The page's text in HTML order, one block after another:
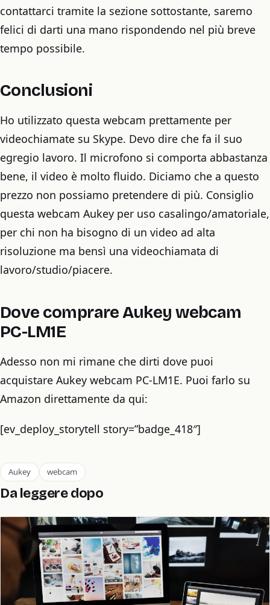
contattarci tramite la sezione sottostante, saremo
felici di darti una mano rispondendo nel più breve
tempo possibile.
Conclusioni
Ho utilizzato questa webcam prettamente per
videochiamate su Skype. Devo dire che fa il suo
egregio lavoro. Il microfono si comporta abbastanza
bene, il video è molto fluido. Diciamo che a questo
prezzo non possiamo pretendere di più. Consiglio
questa webcam Aukey per uso casalingo/amatoriale,
per chi non ha bisogno di un video ad alta
risoluzione ma bensì una videochiamata di
lavoro/studio/piacere.
Dove comprare Aukey webcam
PC-LM1E
Adesso non mi rimane che dirti dove puoi
acquistare Aukey webcam PC-LM1E. Puoi farlo su
Amazon direttamente da qui:
[ev_deploy_storytell story=”badge_418″]
Aukey webcam
Da leggere dopo